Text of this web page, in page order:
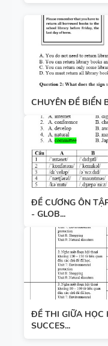
CHUYÊN ĐỀ BIỂN
ĐỀ CƯƠNG ÔN
- GLOB...
ĐỀ THI GIỮA HỌC
SUCCES...